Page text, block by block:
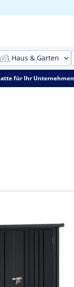
Haus & Garten
für Ihr Unternehmen